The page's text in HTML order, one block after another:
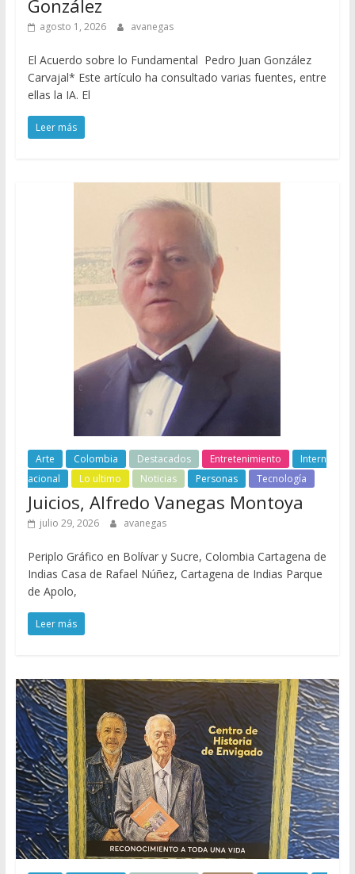
González
agosto 1, 2026 avanegas
El Acuerdo sobre lo Fundamental Pedro Juan González
Carvajal* Este artículo ha consultado varias fuentes, entre
ellas la IA. El
Leer más
Arte Colombia Destacados Entretenimiento
Intern
acional
Lo ultimo Noticias Personas Tecnología
Juicios, Alfredo Vanegas Montoya
julio 29, 2026 avanegas
Periplo Gráfico en Bolívar y Sucre, Colombia Cartagena de
Indias Casa de Rafael Núñez, Cartagena de Indias Parque
de Apolo,
Leer más